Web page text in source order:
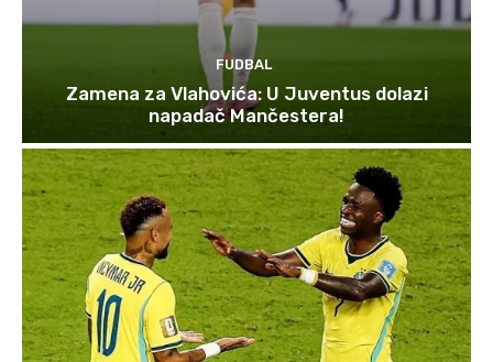
FUDBAL
Zamena za Vlahovića: U Juventus dolazi
napadač Mančestera!